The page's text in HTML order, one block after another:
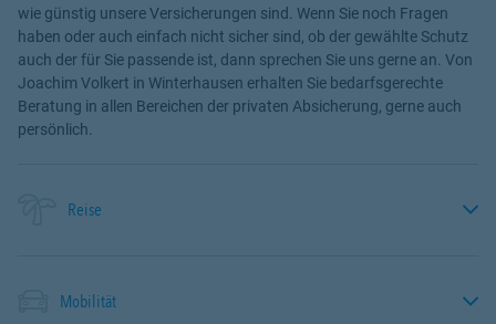
wie günstig unsere Versicherungen sind. Wenn Sie noch Fragen
haben oder auch einfach nicht sicher sind, ob der gewählte Schutz
auch der für Sie passende ist, dann sprechen Sie uns gerne an. Von
Joachim Volkert in Winterhausen erhalten Sie bedarfsgerechte
Beratung in allen Bereichen der privaten Absicherung, gerne auch
persönlich.
Reise
Mobilität